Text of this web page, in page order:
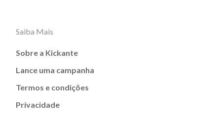
Saiba Mais
Sobre a Kickante
Lance uma campanha
Termos e condições
Privacidade